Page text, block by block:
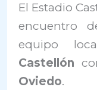
El Estadio
encuentro
equipo
Castellón
Oviedo.